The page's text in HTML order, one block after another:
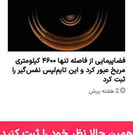
فضاپیمایی از فاصله تنها ۴۶۰۰ کیلومتری
مریخ عبور کرد و این تایم‌لپس نفس‌گیر را
ثبت کرد
2 هفته پیش